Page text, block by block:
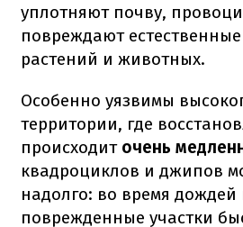
уплотняют почву,
повреждают
растений и животных.
Особенно уязвимы
территории, где
происходит очень
квадроциклов и джипов
надолго: во время дождей
поврежденные участки